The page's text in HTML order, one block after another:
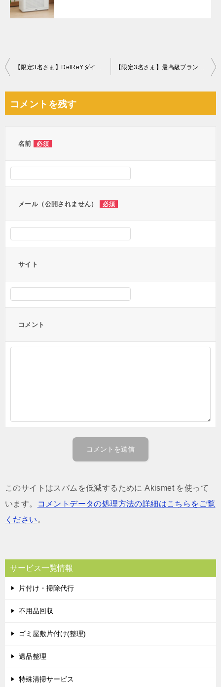
投
ビ
コメントを残す
名前 必須
メール（公開されません） 必須
サイト
コメント
このサイトはスパムを低減するために Akismet を使って
います。
コメントデータの処理方法の詳細はこちらをご覧
ください 。
サービス一覧情報
片付け・掃除代行
不用品回収
ゴミ屋敷片付け(整理)
遺品整理
特殊清掃サービス